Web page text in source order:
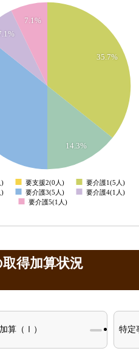
35.7%
14.3%
7.1%
0
) 要支援2(0人)
要介護1(5人)
)
要介護3(5人)
要介護4(1人)
要介護5(1人)
得加算状況
算（Ⅰ） 特定